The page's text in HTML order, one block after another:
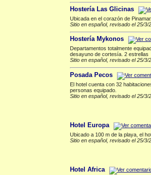
Hostería Las Glicinas
Ubicada en el corazón de
Sitio en español, revisado el 25/3/
Hostería Mykonos
Departamentos totalmente
desayuno de cortesía. 2 estrellas
Sitio en español, revisado el 25/3/
Posada Pecos
El hotel cuenta con 32
personas equipado.
Sitio en español, revisado el 25/3/
Hotel Europa
Ubicado a 100 m de la playa, el
Sitio en español, revisado el 25/3/
Hotel Africa